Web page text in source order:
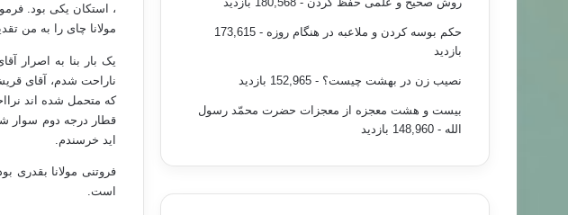
، استکان یکی بود.
مولانا چای را به من
یک بار بنا به
ناراحت شدم، آقای
که متحمل شده اند
قطار درجه دوم سوار
اید خرسندم.
فروتنی مولانا
است.
حکم بوسه کردن و ملاعبه در هنگام روزه
- 173,615
بازدید
نصیب زن در بهشت چیست؟ - 152,965 بازدید
بیست و هشت معجزه از معجزات حضرت محمّد رسول
الله - 148,960 بازدید